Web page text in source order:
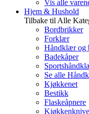
Vis alle
Hjem & Hushold
Tilbake til Alle
Bordbrikker
Forklær
Håndklær og
Badekåper
Se alle
Kjøkkenet
Bestikk
Flaskeåpnere